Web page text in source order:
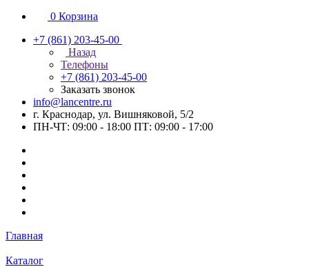
0 Корзина
+7 (861) 203-45-00
Назад
Телефоны
+7 (861) 203-45-00
Заказать звонок
info@lancentre.ru
г. Краснодар, ул. Вишняковой, 5/2
ПН-ЧТ: 09:00 - 18:00 ПТ: 09:00 - 17:00
Главная
Каталог